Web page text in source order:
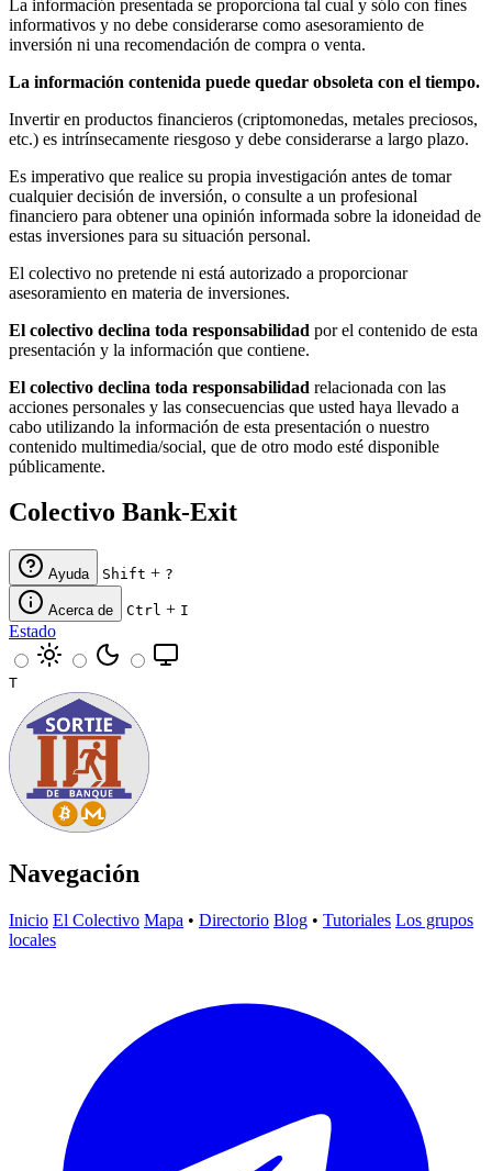
La información presentada se proporciona tal cual y sólo con fines
informativos y no debe considerarse como asesoramiento de
inversión ni una recomendación de compra o venta.
La información contenida puede quedar obsoleta con el tiempo.
Invertir en productos financieros (criptomonedas, metales preciosos,
etc.) es intrínsecamente riesgoso y debe considerarse a largo plazo.
Es imperativo que realice su propia investigación antes de tomar
cualquier decisión de inversión, o consulte a un profesional
financiero para obtener una opinión informada sobre la idoneidad de
estas inversiones para su situación personal.
El colectivo no pretende ni está autorizado a proporcionar
asesoramiento en materia de inversiones.
El colectivo declina toda responsabilidad por el contenido de esta
presentación y la información que contiene.
El colectivo declina toda responsabilidad relacionada con las
acciones personales y las consecuencias que usted haya llevado a
cabo utilizando la información de esta presentación o nuestro
contenido multimedia/social, que de otro modo esté disponible
públicamente.
Colectivo Bank-Exit
Ayuda Shift + ?
Acerca de Ctrl + I
Estado
T
Navegación
Inicio El Colectivo Mapa • Directorio Blog • Tutoriales Los grupos
locales